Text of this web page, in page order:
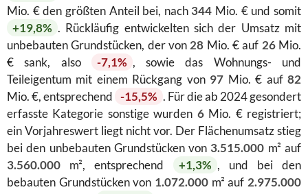
Mio. € den größten Anteil bei, nach 344 Mio. € und somit
+19,8% . Rückläufig entwickelten sich der Umsatz mit
unbebauten Grundstücken, der von 28 Mio. € auf 26Mio.
€ sank, also
-7,1% , sowie das Wohnungs- und
Teileigentum mit einem Rückgang von 97 Mio. € auf82
Mio. €, entsprechend -15,5% . Für die ab 2024 gesondert
erfasste Kategorie sonstige wurden 6Mio. € registriert;
ein Vorjahreswert liegt nicht vor. Der Flächenumsatz stieg
bei den unbebauten Grundstücken von 3.515.000 m² auf
3.560.000 m², entsprechend +1,3% , und bei den
bebauten Grundstücken von 1.072.000 m² auf 2.975.000